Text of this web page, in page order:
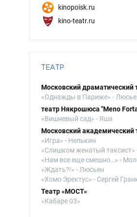
kinopoisk.ru
kino-teatr.ru
ТЕАТР
Московский драматический
«Однажды в Париже» -
театр Някрошюса "Meno
«Вишневый сад» - Яша
Московский академический
«Игра» - Нелькин
«Слишком женатый
«Нам все еще смешно…» -
«Ждать?!» - Люсьен
«Хомо Эректус» - Сергей
Театр «МОСТ»
«Кабаре 03»